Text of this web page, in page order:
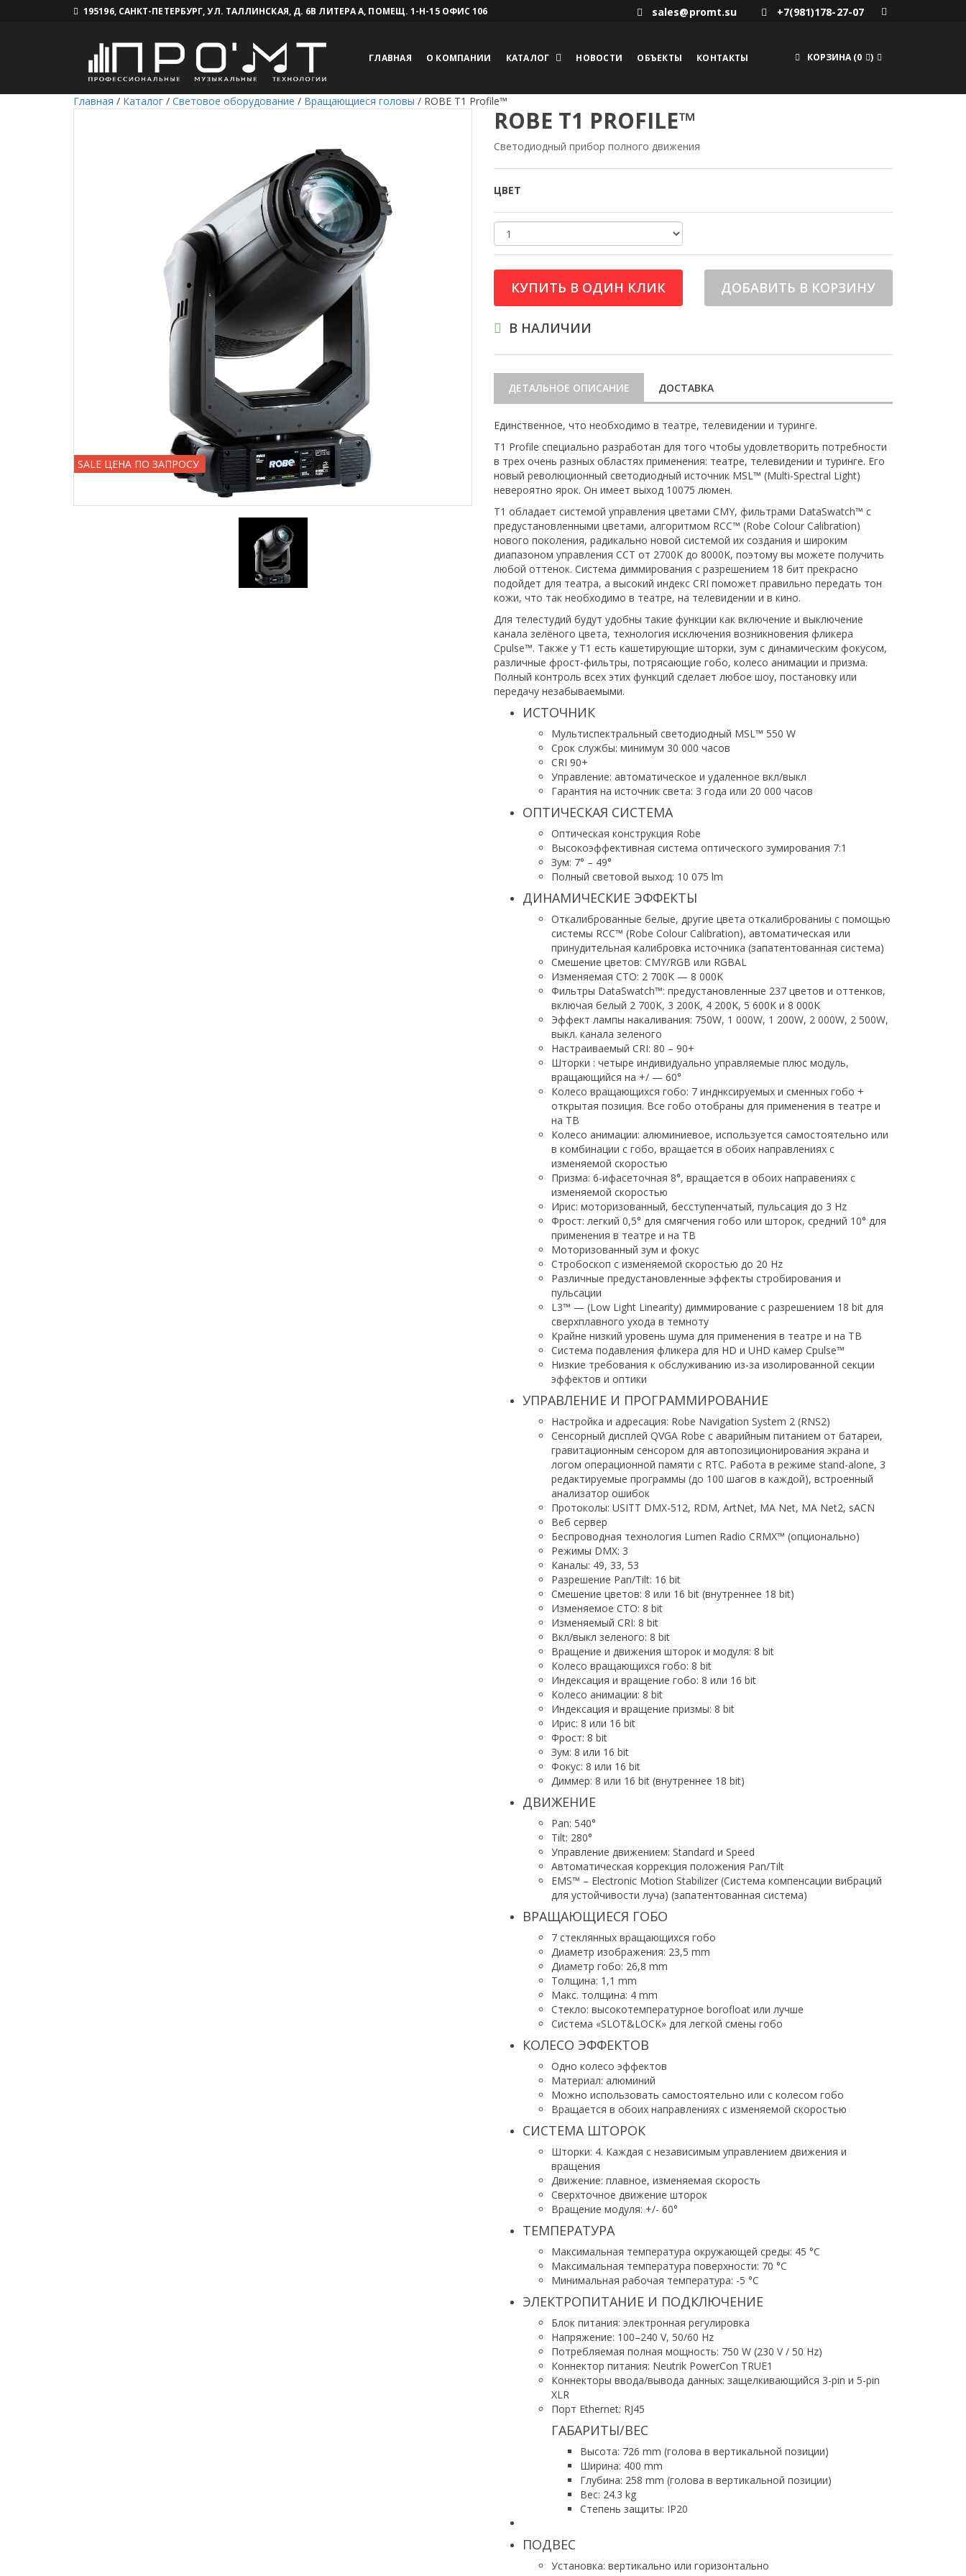
195196, САНКТ-ПЕТЕРБУРГ, УЛ. ТАЛЛИНСКАЯ, Д. 6В ЛИТЕРА А, ПОМЕЩ. 1-Н-15 ОФИС 106 sales@promt.su +7(981)178-27-07
ГЛАВНАЯ О КОМПАНИИ КАТАЛОГ НОВОСТИ ОБЪЕКТЫ КОНТАКТЫ КОРЗИНА (0 )
Главная / Каталог / Световое оборудование / Вращающиеся головы / ROBE T1 Profile™
SALE ЦЕНА ПО ЗАПРОСУ
ROBE T1 PROFILE™
Светодиодный прибор полного движения
ЦВЕТ
КУПИТЬ В ОДИН КЛИК ДОБАВИТЬ В КОРЗИНУ
В НАЛИЧИИ
ДЕТАЛЬНОЕ ОПИСАНИЕ ДОСТАВКА
Единственное, что необходимо в театре, телевидении и туринге.
T1 Profile специально разработан для того чтобы удовлетворить потребности
в трех очень разных областях применения: театре, телевидении и туринге. Его
новый революционный светодиодный источник MSL™ (Multi-Spectral Light)
невероятно ярок. Он имеет выход 10075 люмен.
Т1 обладает системой управления цветами CMY, фильтрами DataSwatch™ с
предустановленными цветами, алгоритмом RCC™ (Robe Colour Calibration)
нового поколения, радикально новой системой их создания и широким
диапазоном управления CCT от 2700K до 8000K, поэтому вы можете получить
любой оттенок. Система диммирования с разрешением 18 бит прекрасно
подойдет для театра, а высокий индекс CRI поможет правильно передать тон
кожи, что так необходимо в театре, на телевидении и в кино.
Для телестудий будут удобны такие функции как включение и выключение
канала зелёного цвета, технология исключения возникновения фликера
Cpulse™. Также у Т1 есть кашетирующие шторки, зум с динамическим фокусом,
различные фрост-фильтры, потрясающие гобо, колесо анимации и призма.
Полный контроль всех этих функций сделает любое шоу, постановку или
передачу незабываемыми.
ИСТОЧНИК
Мультиспектральный светодиодный MSL™ 550 W
Срок службы: минимум 30 000 часов
CRI 90+
Управление: автоматическое и удаленное вкл/выкл
Гарантия на источник света: 3 года или 20 000 часов
ОПТИЧЕСКАЯ СИСТЕМА
Оптическая конструкция Robe
Высокоэффективная система оптического зумирования 7:1
Зум: 7° – 49°
Полный световой выход: 10 075 lm
ДИНАМИЧЕСКИЕ ЭФФЕКТЫ
Откалиброванные белые, другие цвета откалиброваниы с помощью
системы RCC™ (Robe Colour Calibration), автоматическая или
принудительная калибровка источника (запатентованная система)
Смешение цветов: CMY/RGB или RGBAL
Изменяемая CTO: 2 700K — 8 000K
Фильтры DataSwatch™: предустановленные 237 цветов и оттенков,
включая белый 2 700K, 3 200K, 4 200K, 5 600K и 8 000K
Эффект лампы накаливания: 750W, 1 000W, 1 200W, 2 000W, 2 500W,
выкл. канала зеленого
Настраиваемый CRI: 80 – 90+
Шторки : четыре индивидуально управляемые плюс модуль,
вращающийся на +/ — 60°
Колесо вращающихся гобо: 7 инднксируемых и сменных гобо +
открытая позиция. Все гобо отобраны для применения в театре и
на ТВ
Колесо анимации: алюминиевое, используется самостоятельно или
в комбинации с гобо, вращается в обоих направлениях с
изменяемой скоростью
Призма: 6-ифасеточная 8°, вращается в обоих направениях с
изменяемой скоростью
Ирис: моторизованный, бесступенчатый, пульсация до 3 Hz
Фрост: легкий 0,5° для смягчения гобо или шторок, средний 10° для
применения в театре и на ТВ
Моторизованный зум и фокус
Стробоскоп с изменяемой скоростью до 20 Hz
Различные предустановленные эффекты стробирования и
пульсации
L3™ — (Low Light Linearity) диммирование с разрешением 18 bit для
сверхплавного ухода в темноту
Крайне низкий уровень шума для применения в театре и на ТВ
Система подавления фликера для HD и UHD камер Cpulse™
Низкие требования к обслуживанию из-за изолированной секции
эффектов и оптики
УПРАВЛЕНИЕ И ПРОГРАММИРОВАНИЕ
Настройка и адресация: Robe Navigation System 2 (RNS2)
Сенсорный дисплей QVGA Robe с аварийным питанием от батареи,
гравитационным сенсором для автопозиционирования экрана и
логом операционной памяти с RTC. Работа в режиме stand-alone, 3
редактируемые программы (до 100 шагов в каждой), встроенный
анализатор ошибок
Протоколы: USITT DMX-512, RDM, ArtNet, MA Net, MA Net2, sACN
Веб сервер
Беспроводная технология Lumen Radio CRMX™ (опционально)
Режимы DMX: 3
Каналы: 49, 33, 53
Разрешение Pan/Tilt: 16 bit
Смешение цветов: 8 или 16 bit (внутреннее 18 bit)
Изменяемое CTO: 8 bit
Изменяемый CRI: 8 bit
Вкл/выкл зеленого: 8 bit
Вращение и движения шторок и модуля: 8 bit
Колесо вращающихся гобо: 8 bit
Индексация и вращение гобо: 8 или 16 bit
Колесо анимации: 8 bit
Индексация и вращение призмы: 8 bit
Ирис: 8 или 16 bit
Фрост: 8 bit
Зум: 8 или 16 bit
Фокус: 8 или 16 bit
Диммер: 8 или 16 bit (внутреннее 18 bit)
ДВИЖЕНИЕ
Pan: 540°
Tilt: 280°
Управление движением: Standard и Speed
Автоматическая коррекция положения Pan/Tilt
EMS™ – Electronic Motion Stabilizer (Система компенсации вибраций
для устойчивости луча) (запатентованная система)
ВРАЩАЮЩИЕСЯ ГОБО
7 стеклянных вращающихся гобо
Диаметр изображения: 23,5 mm
Диаметр гобо: 26,8 mm
Толщина: 1,1 mm
Макс. толщина: 4 mm
Стекло: высокотемпературное borofloat или лучше
Система «SLOT&LOCK» для легкой смены гобо
КОЛЕСО ЭФФЕКТОВ
Одно колесо эффектов
Материал: алюминий
Можно использовать самостоятельно или с колесом гобо
Вращается в обоих направлениях с изменяемой скоростью
СИСТЕМА ШТОРОК
Шторки: 4. Каждая с независимым управлением движения и
вращения
Движение: плавное, изменяемая скорость
Сверхточное движение шторок
Вращение модуля: +/- 60°
ТЕМПЕРАТУРА
Максимальная температура окружающей среды: 45 °C
Максимальная температура поверхности: 70 °C
Минимальная рабочая температура: -5 °C
ЭЛЕКТРОПИТАНИЕ И ПОДКЛЮЧЕНИЕ
Блок питания: электронная регулировка
Напряжение: 100–240 V, 50/60 Hz
Потребляемая полная мощность: 750 W (230 V / 50 Hz)
Коннектор питания: Neutrik PowerCon TRUE1
Коннекторы ввода/вывода данных: защелкивающийся 3-pin и 5-pin
XLR
Порт Ethernet: RJ45
ГАБАРИТЫ/ВЕС
Высота: 726 mm (голова в вертикальной позиции)
Ширина: 400 mm
Глубина: 258 mm (голова в вертикальной позиции)
Вес: 24.3 kg
Степень защиты: IP20
ПОДВЕС
Установка: вертикально или горизонтально